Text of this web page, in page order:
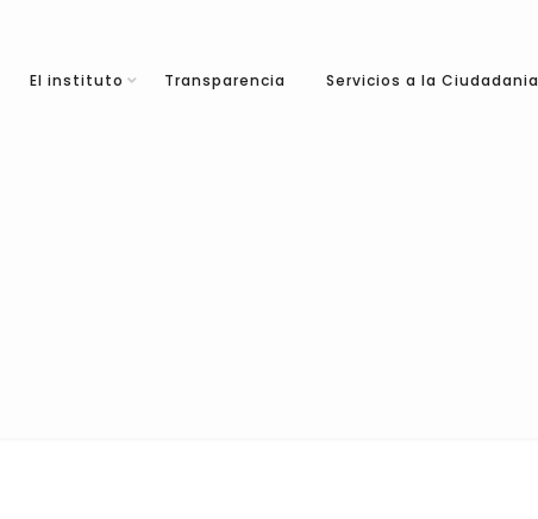
El instituto Transparencia Servicios a la Ciudadania